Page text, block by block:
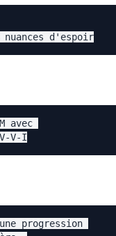
avec
progression